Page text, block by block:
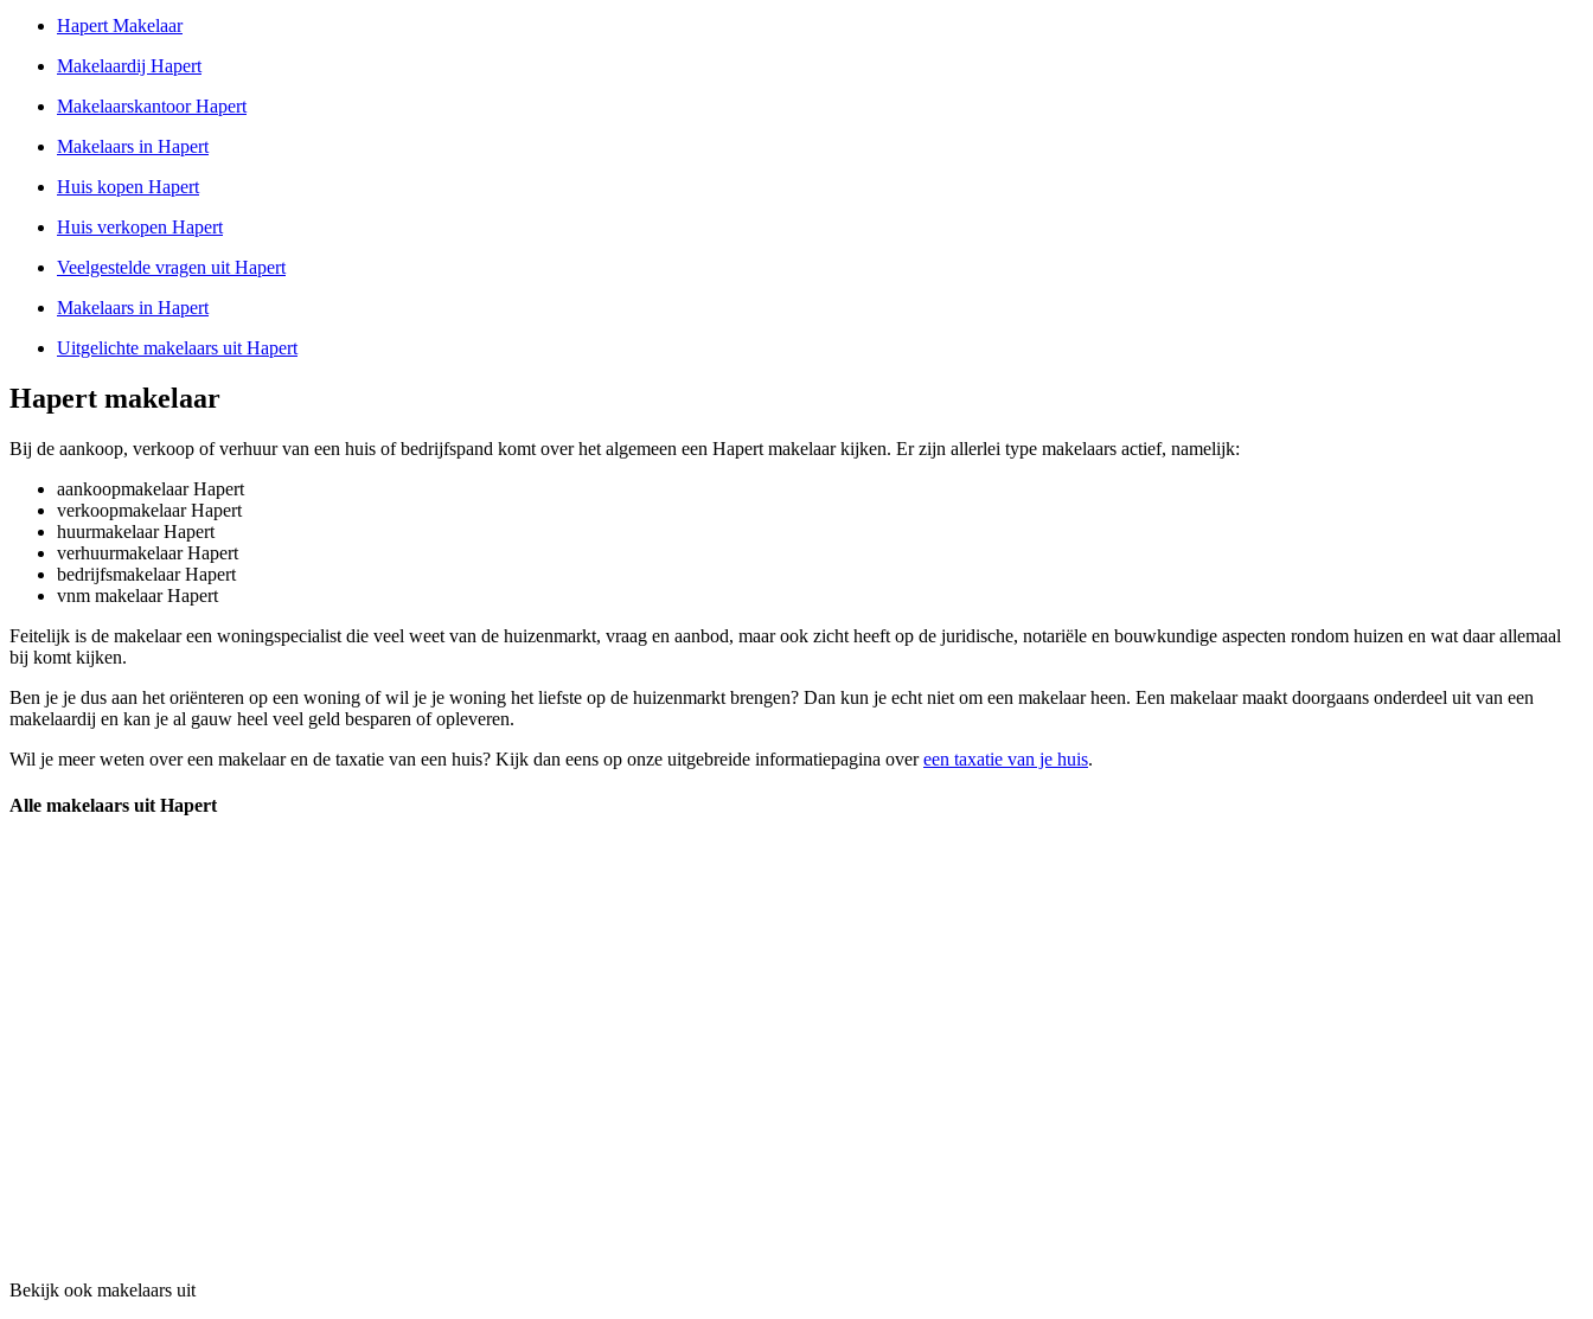
Hapert Makelaar
Makelaardij Hapert
Makelaarskantoor Hapert
Makelaars in Hapert
Huis kopen Hapert
Huis verkopen Hapert
Veelgestelde vragen uit Hapert
Makelaars in Hapert
Uitgelichte makelaars uit Hapert
Hapert makelaar
Bij de aankoop, verkoop of verhuur van een huis of bedrijfspand komt over het algemeen een Hapert makelaar kijken. Er zijn allerlei type makelaars actief, namelijk:
aankoopmakelaar Hapert
verkoopmakelaar Hapert
huurmakelaar Hapert
verhuurmakelaar Hapert
bedrijfsmakelaar Hapert
vnm makelaar Hapert
Feitelijk is de makelaar een woningspecialist die veel weet van de huizenmarkt, vraag en aanbod, maar ook zicht heeft op de juridische, notariële en bouwkundige aspecten rondom huizen en wat daar allemaal
bij komt kijken.
Ben je je dus aan het oriënteren op een woning of wil je je woning het liefste op de huizenmarkt brengen? Dan kun je echt niet om een makelaar heen. Een makelaar maakt doorgaans onderdeel uit van een
makelaardij en kan je al gauw heel veel geld besparen of opleveren.
Wil je meer weten over een makelaar en de taxatie van een huis? Kijk dan eens op onze uitgebreide informatiepagina overeen taxatie van je huis.
Alle makelaars uit Hapert
Bekijk ook makelaars uit